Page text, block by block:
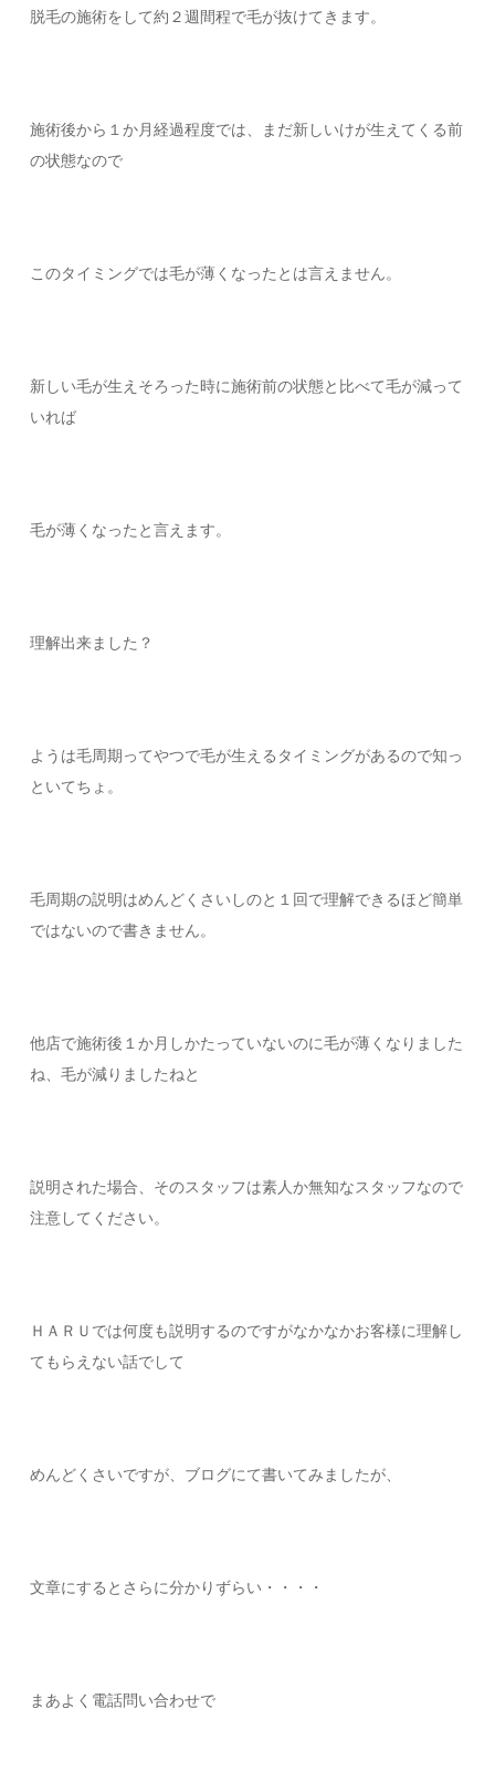
脱毛の施術をして約２週間程で毛が抜けてきます。
施術後から１か月経過程度では、まだ新しいけが生えてくる前
の状態なので
このタイミングでは毛が薄くなったとは言えません。
新しい毛が生えそろった時に施術前の状態と比べて毛が減って
いれば
毛が薄くなったと言えます。
理解出来ました？
ようは毛周期ってやつで毛が生えるタイミングがあるので知っ
といてちょ。
毛周期の説明はめんどくさいしのと１回で理解できるほど簡単
ではないので書きません。
他店で施術後１か月しかたっていないのに毛が薄くなりました
ね、毛が減りましたねと
説明された場合、そのスタッフは素人か無知なスタッフなので
注意してください。
ＨＡＲＵでは何度も説明するのですがなかなかお客様に理解し
てもらえない話でして
めんどくさいですが、ブログにて書いてみましたが、
文章にするとさらに分かりずらい・・・・
まあよく電話問い合わせで